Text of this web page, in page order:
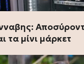
τα μίνι μάρκετ